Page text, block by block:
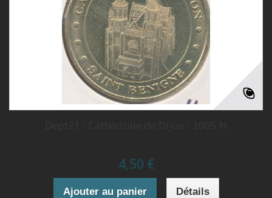
4,50 €
Ajouter au panier Détails